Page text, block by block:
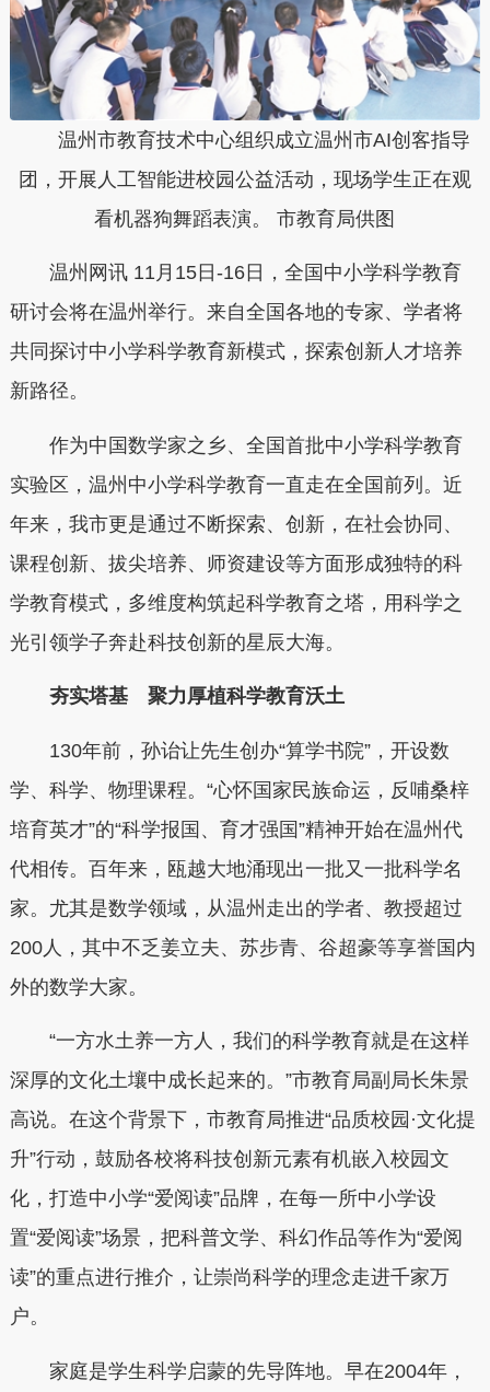
温州市教育技术中心组织成立温州市AI创客指导
团，开展人工智能进校园公益活动，现场学生正在观
看机器狗舞蹈表演。 市教育局供图
温州网讯 11月15日-16日，全国中小学科学教育
研讨会将在温州举行。来自全国各地的专家、学者将
共同探讨中小学科学教育新模式，探索创新人才培养
新路径。
作为中国数学家之乡、全国首批中小学科学教育
实验区，温州中小学科学教育一直走在全国前列。近
年来，我市更是通过不断探索、创新，在社会协同、
课程创新、拔尖培养、师资建设等方面形成独特的科
学教育模式，多维度构筑起科学教育之塔，用科学之
光引领学子奔赴科技创新的星辰大海。
夯实塔基 聚力厚植科学教育沃土
130年前，孙诒让先生创办“算学书院”，开设数
学、科学、物理课程。“心怀国家民族命运，反哺桑梓
培育英才”的“科学报国、育才强国”精神开始在温州代
代相传。百年来，瓯越大地涌现出一批又一批科学名
家。尤其是数学领域，从温州走出的学者、教授超过
200人，其中不乏姜立夫、苏步青、谷超豪等享誉国内
外的数学大家。
“一方水土养一方人，我们的科学教育就是在这样
深厚的文化土壤中成长起来的。”市教育局副局长朱景
高说。在这个背景下，市教育局推进“品质校园·文化提
升”行动，鼓励各校将科技创新元素有机嵌入校园文
化，打造中小学“爱阅读”品牌，在每一所中小学设
置“爱阅读”场景，把科普文学、科幻作品等作为“爱阅
读”的重点进行推介，让崇尚科学的理念走进千家万
户。
家庭是学生科学启蒙的先导阵地。早在2004年，